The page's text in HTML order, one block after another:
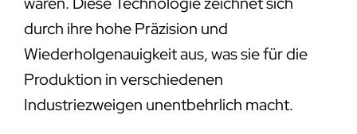
durch ihre hohe Präzision und
Wiederholgenauigkeit aus, was sie für die
Produktion in verschiedenen
Industriezweigen unentbehrlich macht.